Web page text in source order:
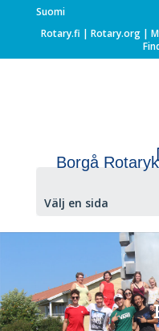
Suomi
Rotary.fi | Rotary.org|
Borgå
Välj en sida